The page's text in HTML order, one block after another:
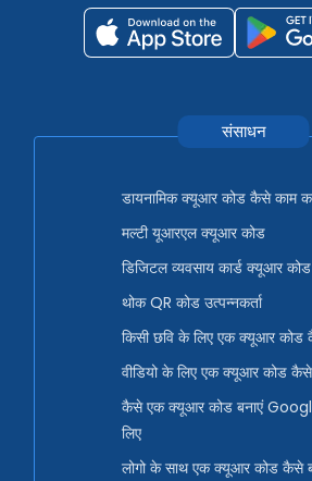
संसाधन
डायनामिक क्यूआर कोड कैसे काम
मल्टी यूआरएल क्यूआर कोड
डिजिटल व्यवसाय कार्ड क्यूआर कोड
थोक QR कोड उत्पन्नकर्ता
किसी छवि के लिए एक क्यूआर कोड
वीडियो के लिए एक क्यूआर कोड कैसे
कैसे एक क्यूआर कोड बनाएं
लिए
लोगो के साथ एक क्यूआर कोड कैसे